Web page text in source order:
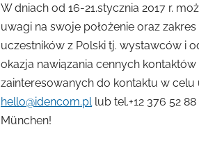
W dniach od 16-21.stycznia 2017 r.
uwagi na swoje położenie oraz
uczestników z Polski tj. wystawców i
okazja nawiązania cennych
zainteresowanych do kontaktu w celu
hello@idencom.pllub tel.+12 376 52
München!